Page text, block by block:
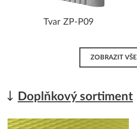
Tvar ZP-P09
ZOBRAZIT VŠE
Doplňkový sortiment